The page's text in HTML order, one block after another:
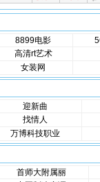
8899电影
高清rt艺术
女装网
迎新曲
找情人
万博科技职业
首师大附属丽